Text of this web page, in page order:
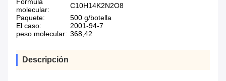
Fórmula
molecular:
C10H14K2N2O8
Paquete:
500 g/botella
El caso:
2001-94-7
peso molecular: 368,42
Descripción